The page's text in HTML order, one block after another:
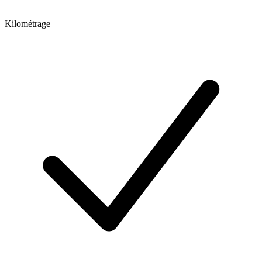
Kilométrage